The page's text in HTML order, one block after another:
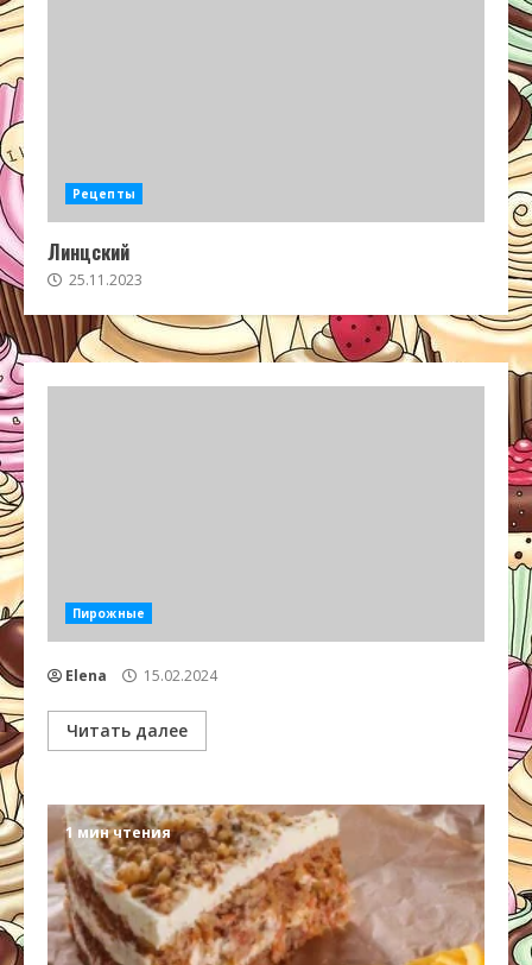
Рецепты
Линцский
25.11.2023
Пирожные
Elena 15.02.2024
Читать далее
1 мин чтения